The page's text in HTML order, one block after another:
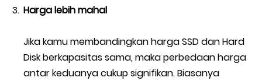
Harga lebih mahal
Jika kamu membandingkan harga SSD dan Hard
Disk berkapasitas sama, maka perbedaan harga
antar keduanya cukup signifikan. Biasanya